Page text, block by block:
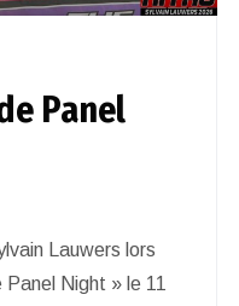
Panel
Lauwers lors
Night » le 11